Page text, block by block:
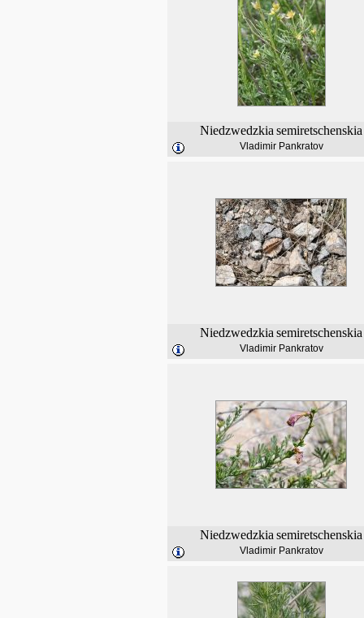
Niedzwedzkia semiretschenskia
Vladimir Pankratov
Niedzwedzkia semiretschenskia
Vladimir Pankratov
Niedzwedzkia semiretschenskia
Vladimir Pankratov